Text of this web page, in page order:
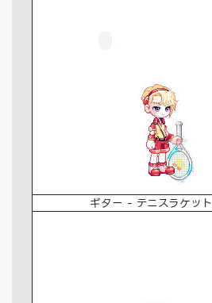
ギター - テニスラケット